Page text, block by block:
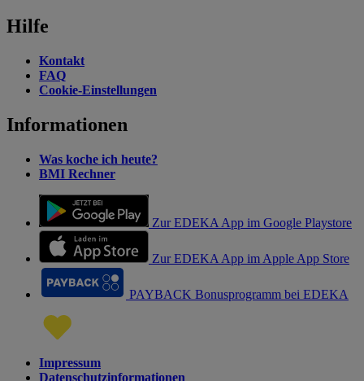
Hilfe
Kontakt
FAQ
Cookie-Einstellungen
Informationen
Was koche ich heute?
BMI Rechner
Zur EDEKA App im Google Playstore
Zur EDEKA App im Apple App Store
PAYBACK Bonusprogramm bei EDEKA
Impressum
Datenschutzinformationen